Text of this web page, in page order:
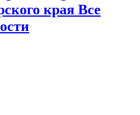
края Все